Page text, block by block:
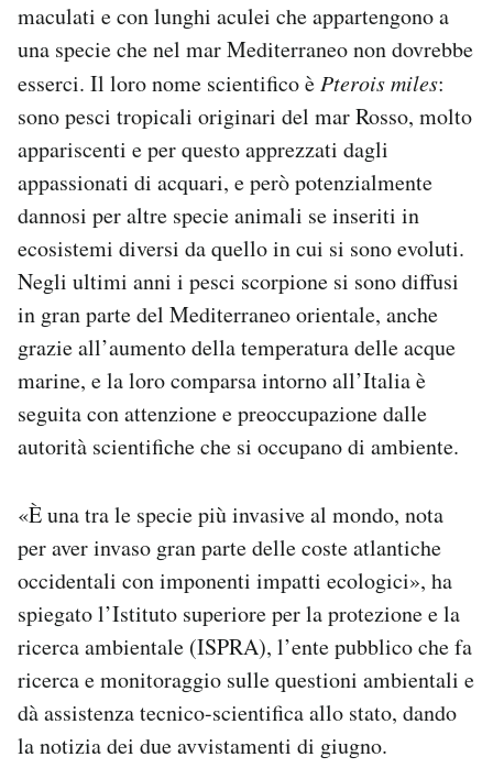
Newsletter
Notifiche mobile
Regala il Post
Esci
maculati e con lunghi aculei che appartengono a
una specie che nel mar Mediterraneo non dovrebbe
esserci. Il loro nome scientifico èPterois miles:
sono pesci tropicali originari del mar Rosso, molto
appariscenti e per questo apprezzati dagli
appassionati di acquari, e però potenzialmente
dannosi per altre specie animali se inseriti in
ecosistemi diversi da quello in cui si sono evoluti.
Negli ultimi anni i pesci scorpione si sono diffusi
in gran parte del Mediterraneo orientale, anche
grazie all’aumento della temperatura delle acque
marine, e la loro comparsa intorno all’Italia è
seguita con attenzione e preoccupazione dalle
autorità scientifiche che si occupano di ambiente.
«È una tra le specie più invasive al mondo, nota
per aver invaso gran parte delle coste atlantiche
occidentali con imponenti impatti ecologici», ha
spiegato l’Istituto superiore per la protezione e la
ricerca ambientale (ISPRA), l’ente pubblico che fa
ricerca e monitoraggio sulle questioni ambientali e
dà assistenza tecnico-scientifica allo stato, dando
la notizia dei due avvistamenti di giugno.